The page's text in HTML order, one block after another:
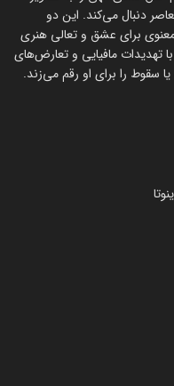
دنبال می‌کند. این دو
برای عشق و تعالی هنری
تهدیدات مافیایی و تعارض‌های
سقوط را برای او رقم می‌زند.